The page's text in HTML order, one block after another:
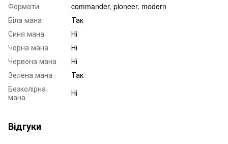
Формати
commander, pioneer, modern
Біла мана
Так
Синя мана
Ні
Чорна мана
Ні
Червона мана
Ні
Зелена мана
Так
Безколірна
мана
Ні
Відгуки